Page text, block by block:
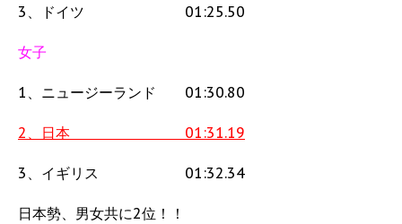
3、ドイツ 01:25.50
女子
1、ニュージーランド 01:30.80
2、日本 01:31.19
3、イギリス 01:32.34
日本勢、男女共に2位！！